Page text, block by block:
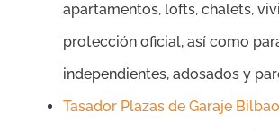
apartamentos, lofts, chalets,
protección oficial, así como
independientes, adosados y
Tasador Plazas de Garaje Bilbao